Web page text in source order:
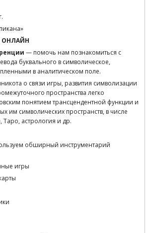
ОНЛАЙН
— помочь нам познакомиться с
буквального в символическое,
в аналитическом поле.
о связи игры, развития символизации
пространства легко
понятием трансцендентной функции и
им символических пространств, в числе
астрология и др.
обширный инструментарий
игры